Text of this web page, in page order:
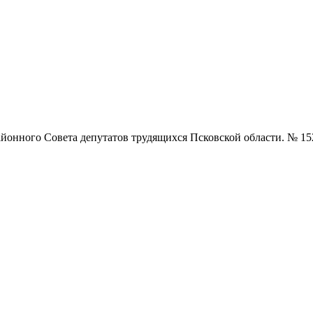
Совета депутатов трудящихся Псковской области. №